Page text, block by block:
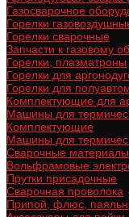
Газосварочное
Горелки
Горелки сварочные
Запчасти к газовому
Горелки, плазматроны
Горелки для
Горелки для
Комплектующие для
Машины для
Комплектующие
Машины для
Сварочные материалы
Вольфрамовые
Прутки присадочные
Сварочная проволока
Припой, флюс,